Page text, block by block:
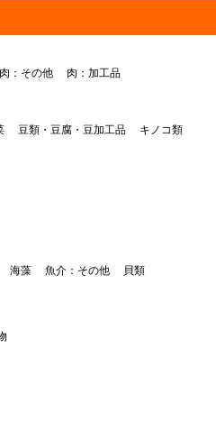
肉：その他 肉：加工品
豆類・豆腐・豆加工品
キノコ類
海藻 魚介：その他 貝類